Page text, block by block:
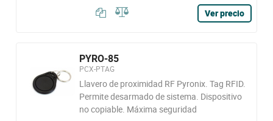
Ver precio
PYRO-85
PCX-PTAG
Llavero de proximidad RF Pyronix. Tag RFID.
Permite desarmado de sistema. Dispositivo
no copiable. Máxima seguridad